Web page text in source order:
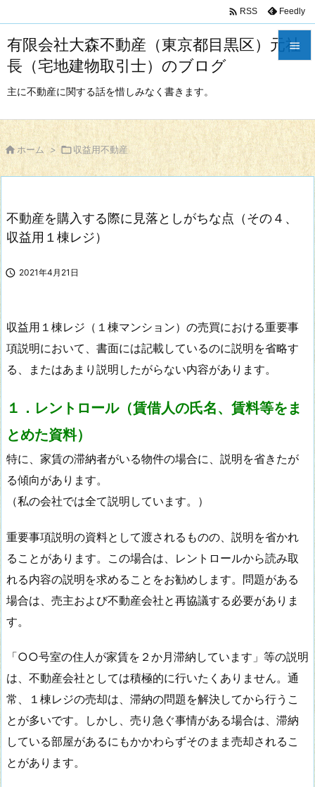
有限会社大森不動産（東京都目黒区）元社
長（宅地建物取引士）のブログ
主に不動産に関する話を惜しみなく書きます。

サイド

前へ

 RSS Feedly
 ホーム > 収益用不動産
不動産を購入する際に見落としがちな点（その４、
収益用１棟レジ）
 2021年4月21日
収益用１棟レジ（１棟マンション）の売買における重要事
項説明において、書面には記載しているのに説明を省略す
る、またはあまり説明したがらない内容があります。
１．レントロール（賃借人の氏名、賃料等をま
とめた資料）
特に、家賃の滞納者がいる物件の場合に、説明を省きたが
る傾向があります。
（私の会社では全て説明しています。）
重要事項説明の資料として渡されるものの、説明を省かれ
ることがあります。この場合は、レントロールから読み取
れる内容の説明を求めることをお勧めします。問題がある
場合は、売主および不動産会社と再協議する必要がありま
す。
「○○号室の住人が家賃を２か月滞納しています」等の説明
は、不動産会社としては積極的に行いたくありません。通
常、１棟レジの売却は、滞納の問題を解決してから行うこ
とが多いです。しかし、売り急ぐ事情がある場合は、滞納
している部屋があるにもかかわらずそのまま売却されるこ
とがあります。